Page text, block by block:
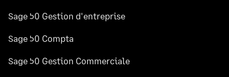
Sage 50 Gestion d'entreprise
Sage 50 Compta
Sage 50 Gestion Commerciale